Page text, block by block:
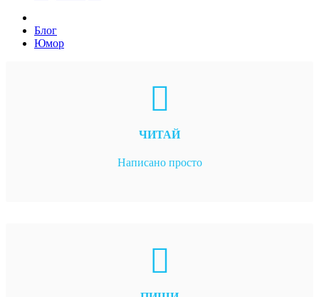
Блог
Юмор
ЧИТАЙ
Написано просто